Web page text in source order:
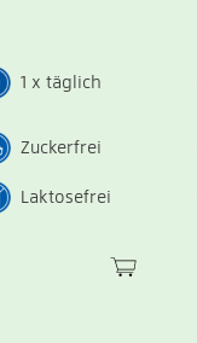
1 x täglich
Zuckerfrei
Laktosefrei